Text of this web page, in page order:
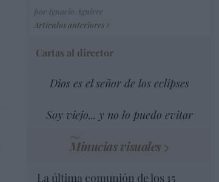
Artículos anteriores
Cartas al director
Dios es el señor de los eclipses
Soy viejo... y no lo puedo evitar
Minucias visuales
La última comunión de los 15